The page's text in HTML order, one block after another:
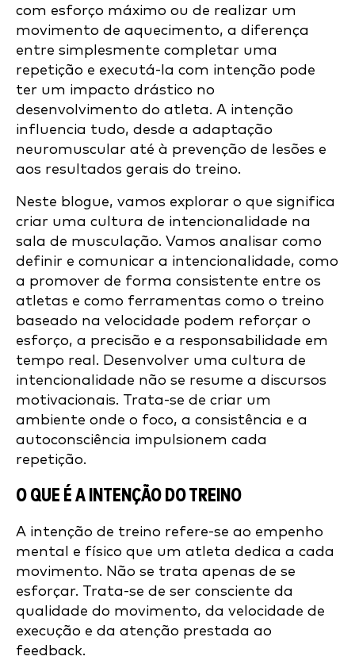
com esforço máximo ou de realizar um
movimento de aquecimento, a diferença
entre simplesmente completar uma
repetição e executá-la com intenção pode
ter um impacto drástico no
desenvolvimento do atleta. A intenção
influencia tudo, desde a adaptação
neuromuscular até à prevenção de lesões e
aos resultados gerais do treino.
Neste blogue, vamos explorar o que significa
criar uma cultura de intencionalidade na
sala de musculação. Vamos analisar como
definir e comunicar a intencionalidade, como
a promover de forma consistente entre os
atletas e como ferramentas como o treino
baseado na velocidade podem reforçar o
esforço, a precisão e a responsabilidade em
tempo real. Desenvolver uma cultura de
intencionalidade não se resume a discursos
motivacionais. Trata-se de criar um
ambiente onde o foco, a consistência e a
autoconsciência impulsionem cada
repetição.
O QUE É A INTENÇÃO DO TREINO
A intenção de treino refere-se ao empenho
mental e físico que um atleta dedica a cada
movimento. Não se trata apenas de se
esforçar. Trata-se de ser consciente da
qualidade do movimento, da velocidade de
execução e da atenção prestada ao
feedback.